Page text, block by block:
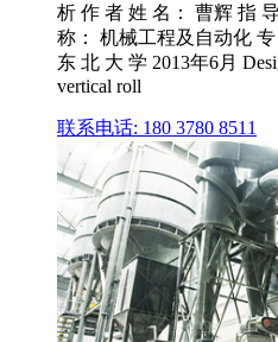
析 作 者 姓 名： 曹辉 指
称： 机械工程及自动化
东 北 大 学 2013年6月
vertical roll
联系电话: 180 3780 8511